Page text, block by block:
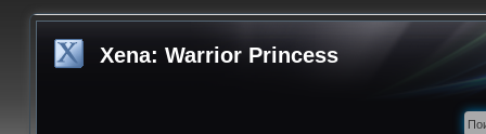
Xena: Warrior Princess